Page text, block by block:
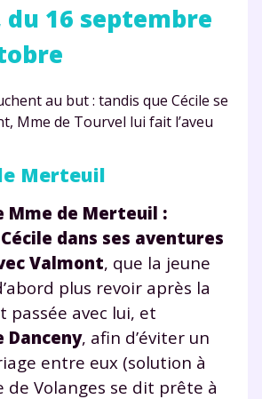
du 16 septembre
au but : tandis que Cécile se
Mme de Tourvel lui fait l’aveu
Merteuil
Mme de Merteuil :
dans ses aventures
Valmont, que la jeune
plus revoir après la
passée avec lui, et
Danceny, afin d’éviter un
entre eux (solution à
de Volanges se dit prête à